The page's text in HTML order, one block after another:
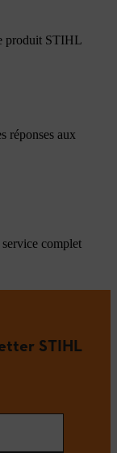
produit STIHL
réponses aux
complet
STIHL